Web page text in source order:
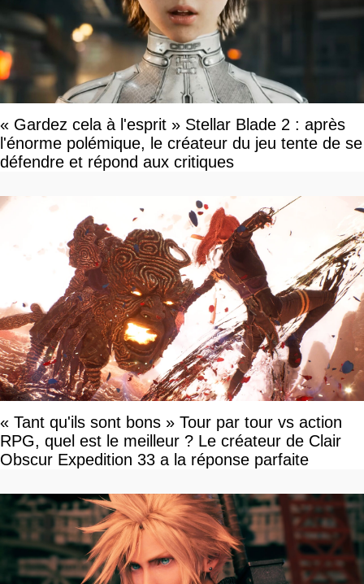
« Gardez cela à l'esprit » Stellar Blade 2 : après
l'énorme polémique, le créateur du jeu tente de se
défendre et répond aux critiques
« Tant qu'ils sont bons » Tour par tour vs action
RPG, quel est le meilleur ? Le créateur de Clair
Obscur Expedition 33 a la réponse parfaite